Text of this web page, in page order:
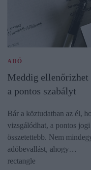
ADÓ
Meddig ellenőrizhet
a pontos szabályt
Bár a köztudatban az él,
vizsgálódhat, a pontos
összetettebb. Nem
adóbevallást, ahogy…
rectangle